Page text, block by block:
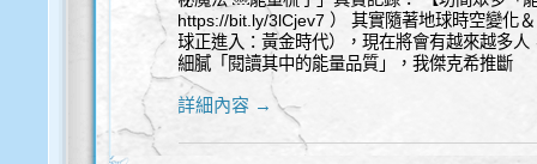
https://bit.ly/3lCjev7 ） 其實隨著地球時空變化
球正進入：黃金時代），現在將會有越來越多人
細膩「閱讀其中的能量品質」，我傑克希推斷
詳細內容 →